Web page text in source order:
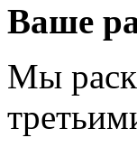
Ваше
Мы